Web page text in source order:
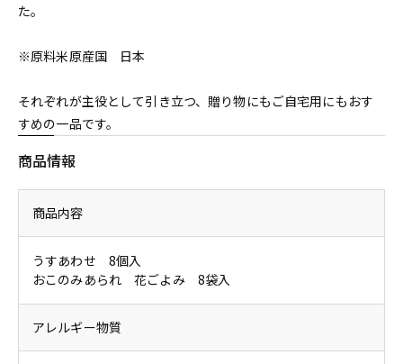
た。
※原料米原産国 日本
それぞれが主役として引き立つ、贈り物にもご自宅用にもおす
すめの一品です。
商品情報
商品内容
うすあわせ 8個入
おこのみあられ 花ごよみ 8袋入
アレルギー物質